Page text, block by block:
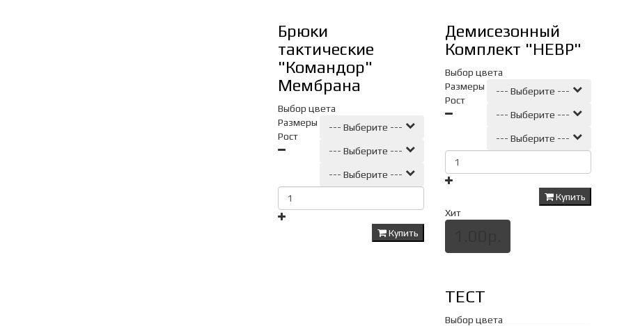
Брюки
тактические
"Командор"
Мембрана
Выбор цвета
--- Выберите ---
Размеры
--- Выберите ---
Рост
--- Выберите ---
Купить
Демисезонный
Комплект "НЕВР"
Выбор цвета
--- Выберите ---
Размеры
--- Выберите ---
Рост
--- Выберите ---
Купить
Хит
ТЕСТ
Выбор цвета